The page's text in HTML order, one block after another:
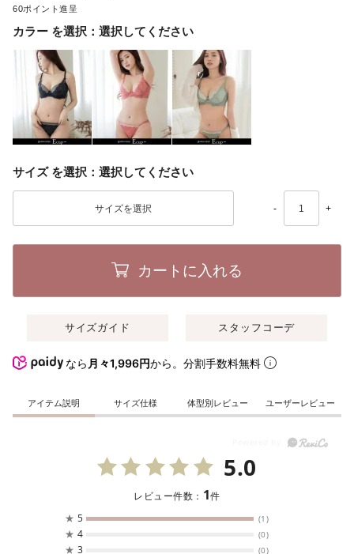
60
カラー 選択してください
サイズ 選択してください
- +
カートに入れる
サイズガイド スタッフコーデ
なら 月々1,996円から。分割手数料無料
アイテム説明 サイズ仕様 体型別レビュー ユーザーレビュー
5.0
レビュー件数： 1件
★ 5 (1)
★ 4 (0)
★ 3 (0)